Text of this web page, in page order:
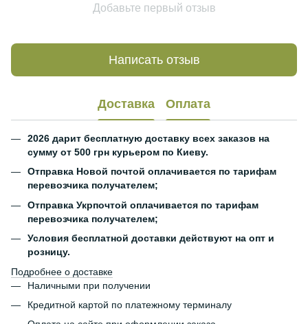
Добавьте первый отзыв
Написать отзыв
Доставка Оплата
2026 дарит бесплатную доставку всех заказов на
сумму от 500 грн курьером по Киеву.
Отправка Новой почтой оплачивается по тарифам
перевозчика получателем;
Отправка Укрпочтой оплачивается по тарифам
перевозчика получателем;
Условия бесплатной доставки действуют на опт и
розницу.
Подробнее о доставке
Наличными при получении
Кредитной картой по платежному терминалу